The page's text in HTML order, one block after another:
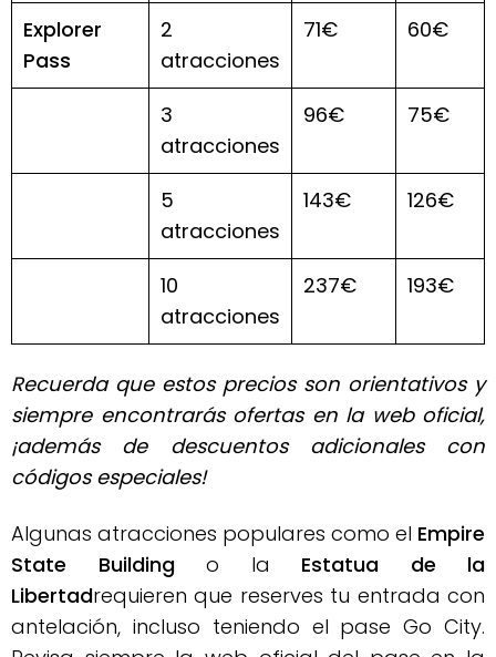
Explorer
Pass
2
atracciones
71€ 60€
3
atracciones
96€ 75€
5
atracciones
143€ 126€
10
atracciones
237€ 193€
Recuerda que estos precios son orientativos y
siempre encontrarás ofertas en la web oficial,
¡además de descuentos adicionales con
códigos especiales!
Algunas atracciones populares como el Empire
State Buildingo la Estatua de la
Libertadrequieren que reserves tu entrada con
antelación, incluso teniendo el pase Go City.